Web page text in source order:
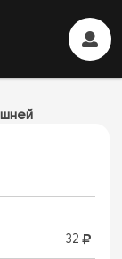
32